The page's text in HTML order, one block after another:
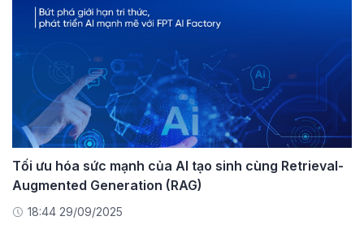
Tối ưu hóa sức mạnh của AI tạo sinh cùng Retrieval-
Augmented Generation (RAG)
18:44 29/09/2025